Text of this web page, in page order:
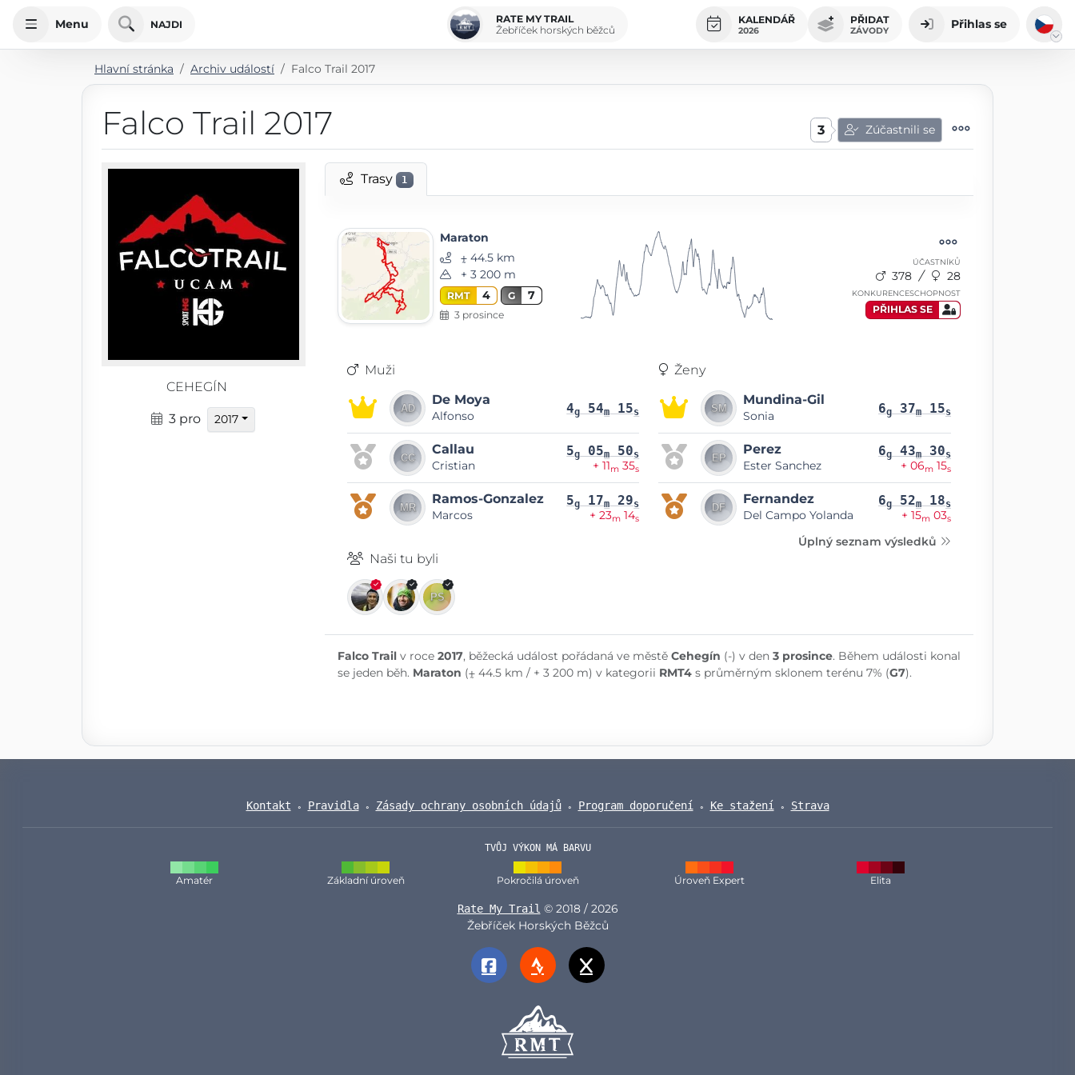
Menu NAJDI
RATE MY TRAIL
Žebříček horských běžců
KALENDÁŘ
2026
PŘIDAT
ZÁVODY Přihlas se
Hlavní stránka Archiv událostí Falco Trail 2017
Falco Trail 2017 3 Zúčastnili se
CEHEGÍN
3 pro 2017
Trasy 1
Maraton
⨦ 44.5 km
+ 3 200 m
RMT 4 G 7
3 prosince
ÚČASTNÍKŮ
378 28
KONKURENCESCHOPNOST
PŘIHLAS SE
Muži
De Moya
Alfonso 4g 54m 15s
Callau
Cristian
5g 05m 50s
+ 11m 35s
Ramos-Gonzalez
Marcos
5g 17m 29s
+ 23m 14s
Ženy
Mundina-Gil
Sonia 6g 37m 15s
Perez
Ester Sanchez
6g 43m 30s
+ 06m 15s
Fernandez
Del Campo Yolanda
6g 52m 18s
+ 15m 03s
Úplný seznam výsledků
Naši tu byli
Falco Trailv roce 2017, běžecká událost pořádaná ve městě Cehegín (-) v den 3 prosince. Během události konal
se jeden běh. Maraton (⨦ 44.5 km / + 3 200 m) v kategorii RMT4s průměrným sklonem terénu 7% (G7).
Kontakt Pravidla Zásady ochrany osobních údajů Program doporučení Ke stažení Strava
TVŮJ VÝKON MÁ BARVU
Amatér Základní úroveň Pokročilá úroveň Úroveň Expert Elita
Rate My Trail © 2018 / 2026
Žebříček Horských Běžců